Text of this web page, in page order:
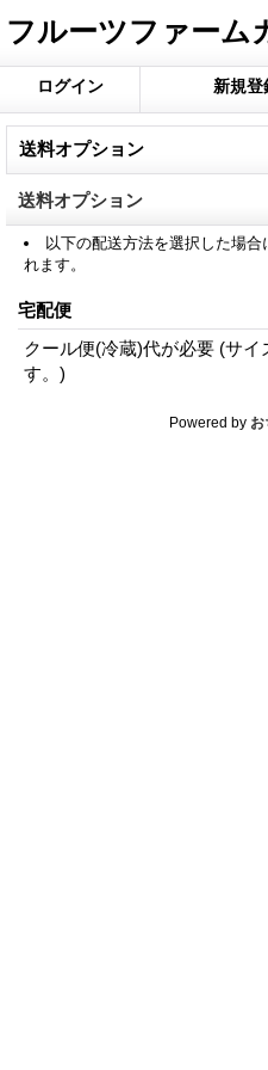
フルーツファーム
ログイン 新規登
送料オプション
送料オプション
以下の配送方法を選択した場
れます。
宅配便
クール便(冷蔵)代が必要 (サイ
す。)
Powered by お